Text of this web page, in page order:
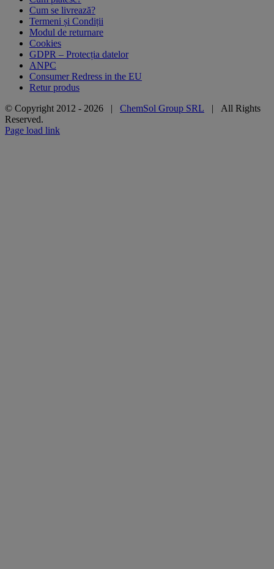
Cum se livrează?
Termeni și Condiții
Modul de returnare
Cookies
GDPR – Protecția datelor
ANPC
Consumer Redress in the EU
Retur produs
© Copyright 2012 - 2026 | ChemSol Group SRL | All Rights
Reserved.
Page load link